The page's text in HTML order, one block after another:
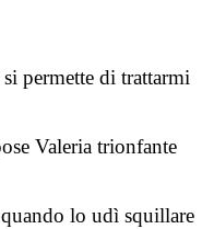
permette di trattarmi
Valeria trionfante
lo udì squillare